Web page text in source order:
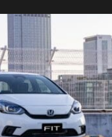
量訂單湧入，剛引進時還
這樣的魔力？它在台灣又
講故事！